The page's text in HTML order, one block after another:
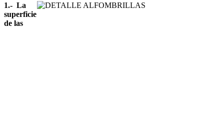
1.- La
superficie
de las